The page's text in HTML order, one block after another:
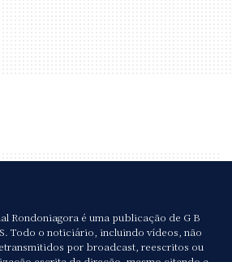
Rondoniagora é uma publicação de G B
Todo o noticiário, incluindo vídeos, não
por broadcast, reescritos ou